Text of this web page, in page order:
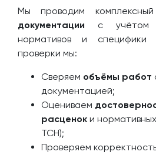
Мы проводим
документации с учётом
нормативов и
проверки мы:
Сверяем объёмы работ
документацией;
Оцениваем
расценок и
ТСН);
Проверяем